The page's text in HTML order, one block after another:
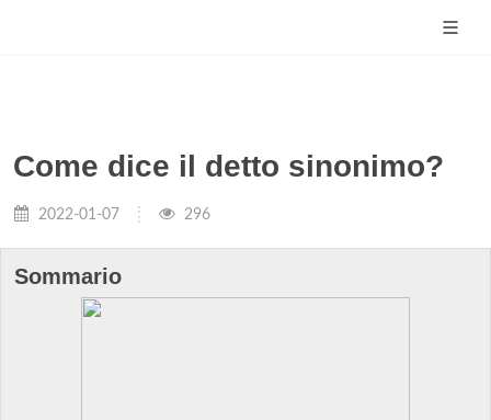
Come dice il detto sinonimo?
2022-01-07 296
Sommario